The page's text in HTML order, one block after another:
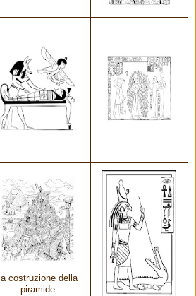
la costruzione della
piramide